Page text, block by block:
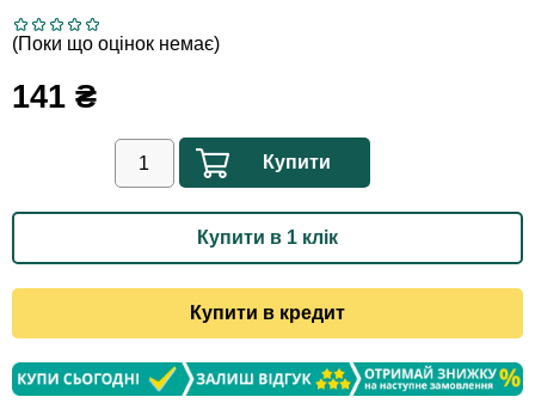
(Поки що оцінок немає)
141 ₴
Купити
Купити в 1 клік
Купити в кредит